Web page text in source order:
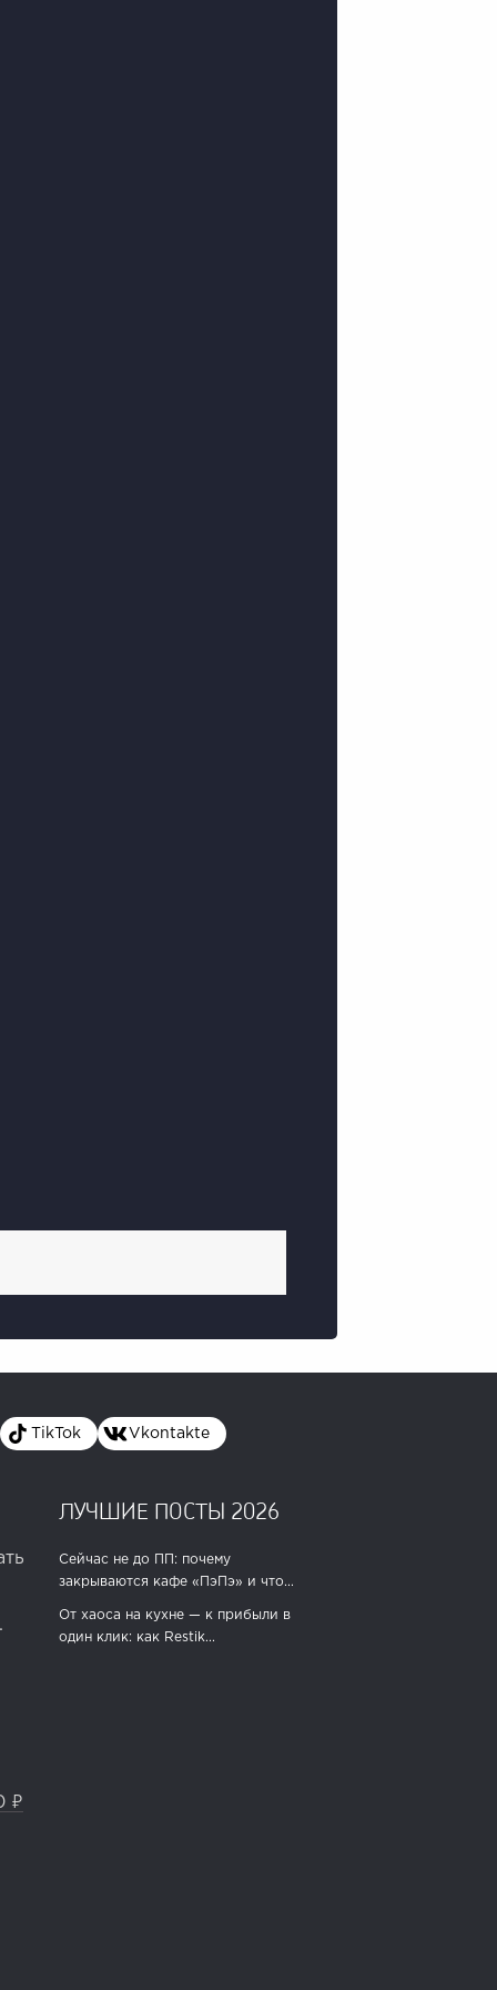
TikTok Vkontakte
.
ЛУЧШИЕ ПОСТЫ 2026
Сейчас не до ПП: почему
закрываются кафе «ПэПэ» и что...
От хаоса на кухне — к прибыли в
один клик: как Restik...
₽